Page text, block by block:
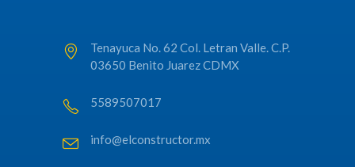
Tenayuca No. 62 Col. Letran Valle. C.P.
03650 Benito Juarez CDMX
5589507017
info@elconstructor.mx